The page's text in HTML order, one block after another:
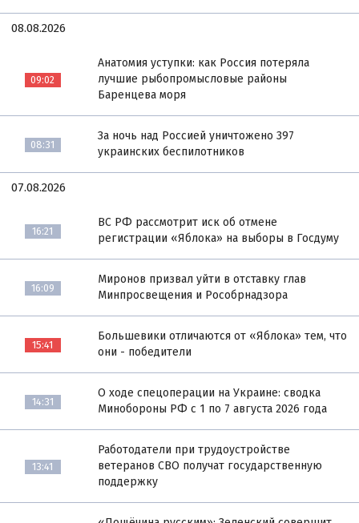
08.08.2026
09:02
Анатомия уступки: как Россия потеряла
лучшие рыбопромысловые районы
Баренцева моря
08:31
За ночь над Россией уничтожено 397
украинских беспилотников
07.08.2026
16:21
ВС РФ рассмотрит иск об отмене
регистрации «Яблока» на выборы в Госдуму
16:09
Миронов призвал уйти в отставку глав
Минпросвещения и Рособрнадзора
15:41
Большевики отличаются от «Яблока» тем, что
они - победители
14:31
О ходе спецоперации на Украине: сводка
Минобороны РФ с 1 по 7 августа 2026 года
13:41
Работодатели при трудоустройстве
ветеранов СВО получат государственную
поддержку